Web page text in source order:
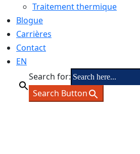
Traitement thermique
Blogue
Carrières
Contact
EN
Search for:
Search Button